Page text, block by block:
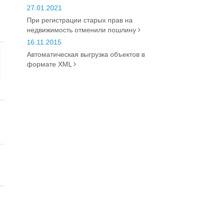
27.01.2021
При регистрации старых прав на
недвижимость отменили пошлину
16.11.2015
Автоматическая выгрузка объектов в
формате XML